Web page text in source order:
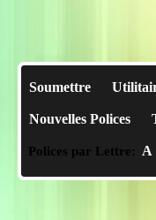
Soumettre
Nouvelles Polices
Polices par Lettre: A